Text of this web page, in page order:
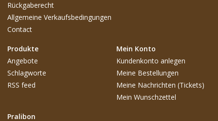
Rückgaberecht
Allgemeine Verkaufsbedingungen
Contact
Produkte
Angebote
Schlagworte
RSS feed
Mein Konto
Kundenkonto anlegen
Meine Bestellungen
Meine Nachrichten (Tickets)
Mein Wunschzettel
Pralibon